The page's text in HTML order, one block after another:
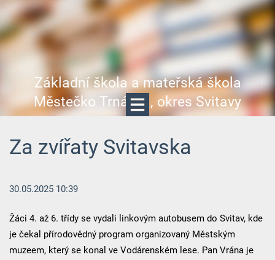
Základní škola a mateřská škola
Městečko Trnávka, okres Svitavy
Za zvířaty Svitavska
30.05.2025 10:39
Žáci 4. až 6. třídy se vydali linkovým autobusem do Svitav, kde
je čekal přírodovědný program organizovaný Městským
muzeem, který se konal ve Vodárenském lese. Pan Vrána je